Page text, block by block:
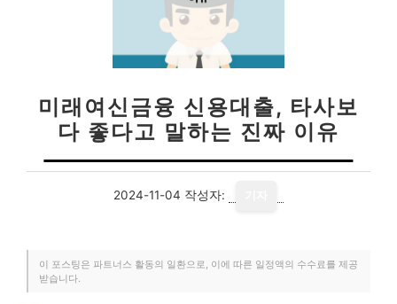
미래여신금융 신용대출, 타사보
다 좋다고 말하는 진짜 이유
2024-11-04 작성자:
이 포스팅은 파트너스 활동의 일환으로, 이에 따른 일정액의 수수료를 제공
받습니다.